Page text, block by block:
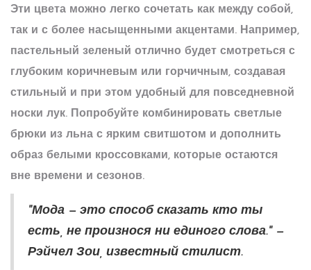
Эти цвета можно легко сочетать как между собой,
так и с более насыщенными акцентами. Например,
пастельный зеленый отлично будет смотреться с
глубоким коричневым или горчичным, создавая
стильный и при этом удобный для повседневной
носки лук. Попробуйте комбинировать светлые
брюки из льна с ярким свитшотом и дополнить
образ белыми кроссовками, которые остаются
вне времени и сезонов.
"Мода — это способ сказать кто ты
есть, не произнося ни единого слова." —
Рэйчел Зои, известный стилист.